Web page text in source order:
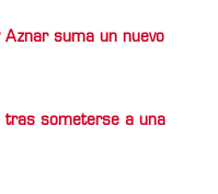
Aznar suma un nuevo
someterse a una